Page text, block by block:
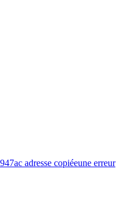
adresse copiéeune erreur